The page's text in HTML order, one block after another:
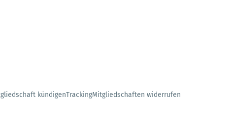
kündigenTrackingMitgliedschaften widerrufen